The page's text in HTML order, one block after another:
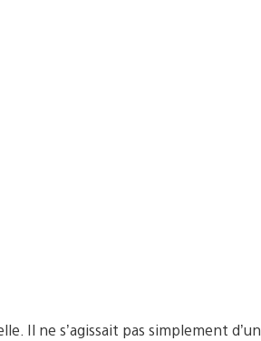
Il ne s’agissait pas simplement d’un